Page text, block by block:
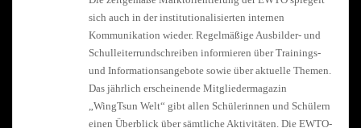
sich auch in der institutionalisierten internen
Kommunikation wieder. Regelmäßige Ausbilder- und
Schulleiterrundschreiben informieren über Trainings-
und Informationsangebote sowie über aktuelle Themen.
Das jährlich erscheinende Mitgliedermagazin
„WingTsun Welt“ gibt allen Schülerinnen und Schülern
einen Überblick über sämtliche Aktivitäten. Die EWTO-